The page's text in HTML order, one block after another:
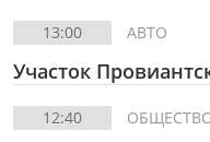
13:00 АВТО
Участок
12:40